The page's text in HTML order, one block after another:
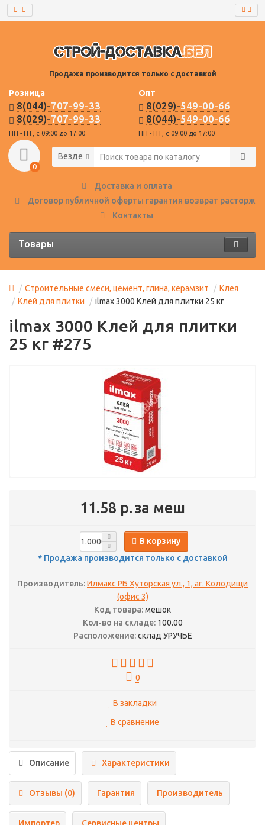
Продажа производится только с доставкой
Розница
8(044)-707-99-33
8(029)-707-99-33
ПН - ПТ, с 09:00 до 17:00
Опт
8(029)-549-00-66
8(044)-549-00-66
ПН - ПТ, с 09:00 до 17:00
0
Везде
Доставка и оплата
Договор публичной оферты гарантия возврат
Контакты
Товары
Строительные смеси, цемент, глина, керамзит
Клея
Клей для плитки
ilmax 3000 Клей для плитки 25 кг
ilmax 3000 Клей для плитки
25 кг #275
11.58 р.за меш
В корзину
* Продажа производится только с доставкой
Производитель:Илмакс РБ Хуторская ул., 1, аг. Колодищи
(офис 3)
Код товара:мешок
Кол-во на складе:100.00
Расположение:склад УРУЧЬЕ
0
В закладки
В сравнение
Описание Характеристики
Отзывы (0) Гарантия Производитель